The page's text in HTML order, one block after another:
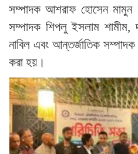
সম্পাদক আশরাফ হোসেন
সম্পাদক শিপলু ইসলাম
নাবিল এবং আন্তর্জাতিক
করা হয়।